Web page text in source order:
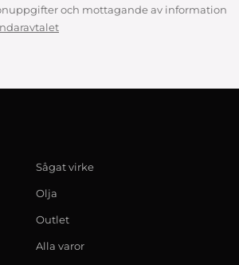
och mottagande av information
Sågat virke
Olja
Outlet
Alla varor